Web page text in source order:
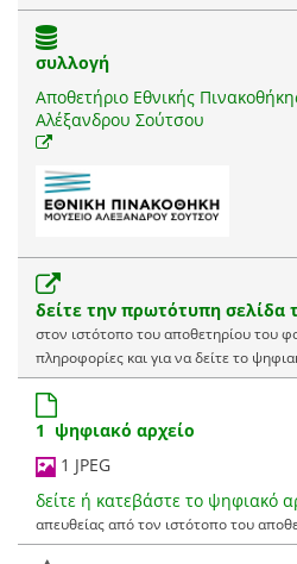
συλλογή
Αποθετήριο Εθνικής
Αλέξανδρου Σούτσου
δείτε την πρωτότυπη σελίδα
στον ιστότοπο του αποθετηρίου του
πληροφορίες και για να δείτε το
1 ψηφιακό αρχείο
1 JPEG
δείτε ή κατεβάστε το ψηφιακό
απευθείας από τον ιστότοπο του